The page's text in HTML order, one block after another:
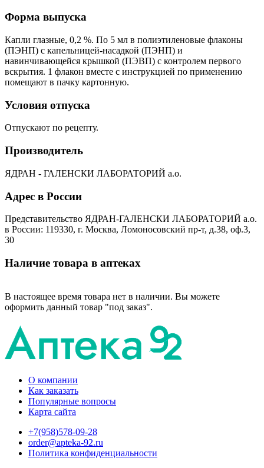
Форма выпуска
Капли глазные, 0,2 %. По 5 мл в полиэтиленовые флаконы
(ПЭНП) с капельницей-насадкой (ПЭНП) и
навинчивающейся крышкой (ПЭВП) с контролем первого
вскрытия. 1 флакон вместе с инструкцией по применению
помещают в пачку картонную.
Условия отпуска
Отпускают по рецепту.
Производитель
ЯДРАН - ГАЛЕНСКИ ЛАБОРАТОРИЙ а.о.
Адрес в России
Представительство ЯДРАН-ГАЛЕНСКИ ЛАБОРАТОРИЙ а.о.
в России: 119330, г. Москва, Ломоносовский пр-т, д.38, оф.3,
30
Наличие товара в аптеках
В настоящее время товара нет в наличии. Вы можете
оформить данный товар "под заказ".
О компании
Как заказать
Популярные вопросы
Карта сайта
+7(958)578-09-28
order@apteka-92.ru
Политика конфиденциальности